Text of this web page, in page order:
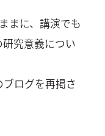
まに、講演でも
究意義につい
ログを再掲さ